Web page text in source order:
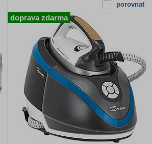
porovnat
doprava zdarma